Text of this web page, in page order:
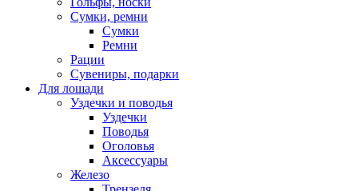
Сумки, ремни
Сумки
Ремни
Рации
Сувениры, подарки
Для лошади
Уздечки и поводья
Уздечки
Поводья
Оголовья
Аксессуары
Железо